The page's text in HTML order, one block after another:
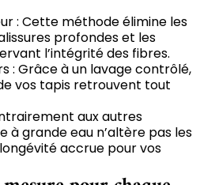
: Cette méthode élimine les
profondes et les
l’intégrité des fibres.
: Grâce à un lavage contrôlé,
vos tapis retrouvent tout
aux autres
à grande eau n’altère pas les
accrue pour vos